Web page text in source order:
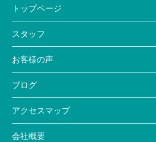
トップページ
スタッフ
お客様の声
ブログ
アクセスマップ
会社概要